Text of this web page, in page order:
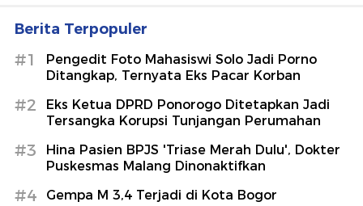
Berita Terpopuler
#1
Pengedit Foto Mahasiswi Solo Jadi Porno
Ditangkap, Ternyata Eks Pacar Korban
#2
Eks Ketua DPRD Ponorogo Ditetapkan Jadi
Tersangka Korupsi Tunjangan Perumahan
#3
Hina Pasien BPJS 'Triase Merah Dulu', Dokter
Puskesmas Malang Dinonaktifkan
#4 Gempa M 3,4 Terjadi di Kota Bogor